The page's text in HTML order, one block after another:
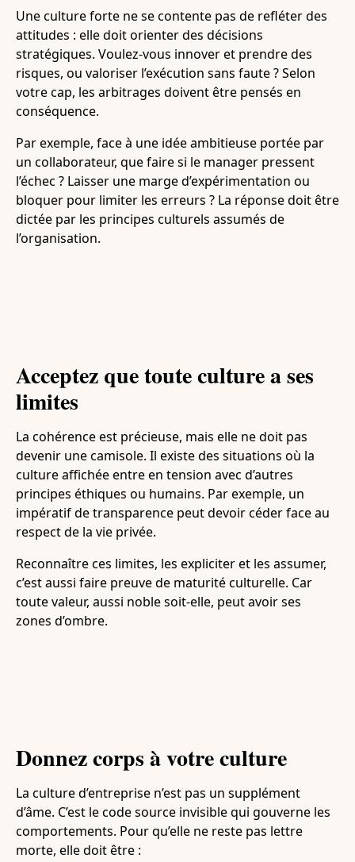
Une culture forte ne se contente pas de refléter des
attitudes : elle doit orienter des décisions
stratégiques. Voulez-vous innover et prendre des
risques, ou valoriser l’exécution sans faute ? Selon
votre cap, les arbitrages doivent être pensés en
conséquence.
Par exemple, face à une idée ambitieuse portée par
un collaborateur, que faire si le manager pressent
l’échec ? Laisser une marge d’expérimentation ou
bloquer pour limiter les erreurs ? La réponse doit être
dictée par les principes culturels assumés de
l’organisation.
Acceptez que toute culture a ses
limites
La cohérence est précieuse, mais elle ne doit pas
devenir une camisole. Il existe des situations où la
culture affichée entre en tension avec d’autres
principes éthiques ou humains. Par exemple, un
impératif de transparence peut devoir céder face au
respect de la vie privée.
Reconnaître ces limites, les expliciter et les assumer,
c’est aussi faire preuve de maturité culturelle. Car
toute valeur, aussi noble soit-elle, peut avoir ses
zones d’ombre.
Donnez corps à votre culture
La culture d’entreprise n’est pas un supplément
d’âme. C’est le code source invisible qui gouverne les
comportements. Pour qu’elle ne reste pas lettre
morte, elle doit être :